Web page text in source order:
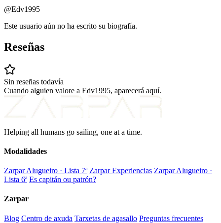
@Edv1995
Este usuario aún no ha escrito su biografía.
Reseñas
Sin reseñas todavía
Cuando alguien valore a Edv1995, aparecerá aquí.
Helping all humans go sailing, one at a time.
Modalidades
Zarpar Alugueiro · Lista 7ª Zarpar Experiencias Zarpar Alugueiro ·
Lista 6ª Es capitán ou patrón?
Zarpar
Blog Centro de axuda Tarxetas de agasallo Preguntas frecuentes